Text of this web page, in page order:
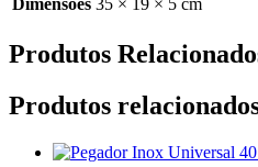
Dimensões 35 × 19 × 5 cm
Produtos
Produtos